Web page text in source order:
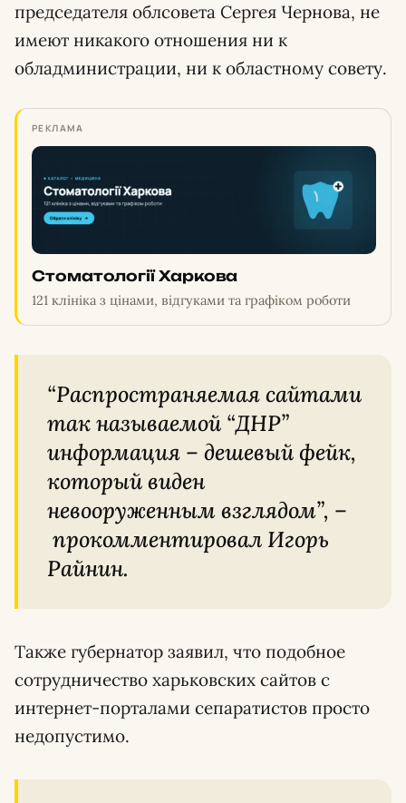
председателя облсовета Сергея Чернова, не
имеют никакого отношения ни к
обладминистрации, ни к областному совету.
РЕКЛАМА
Стоматології Харкова
121 клініка з цінами, відгуками та графіком роботи
“Распространяемая сайтами
так называемой “ДНР”
информация – дешевый фейк,
который виден
невооруженным взглядом”, –
прокомментировал Игорь
Райнин.
Также губернатор заявил, что подобное
сотрудничество харьковских сайтов с
интернет-порталами сепаратистов просто
недопустимо.